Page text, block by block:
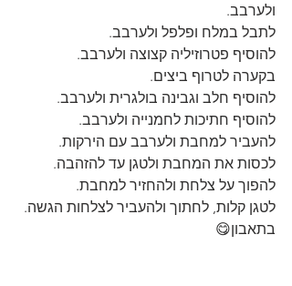
ולערבב.
לתבל במלח ופלפל ולערבב.
להוסיף פטרוזיליה קצוצה ולערבב.
בקערה לטרוף ביצים.
להוסיף חלב וגבינה בולגרית ולערבב.
להוסיף חתיכות לחמנייה ולערבב.
להעביר למחבת ולערבב עם הירקות.
לכסות את המחבת ולטגן עד להזהבה.
להפוך על צלחת ולהחזיר למחבת.
לטגן קלות, לחתוך ולהעביר לצלחות הגשה.
בתאבון😋